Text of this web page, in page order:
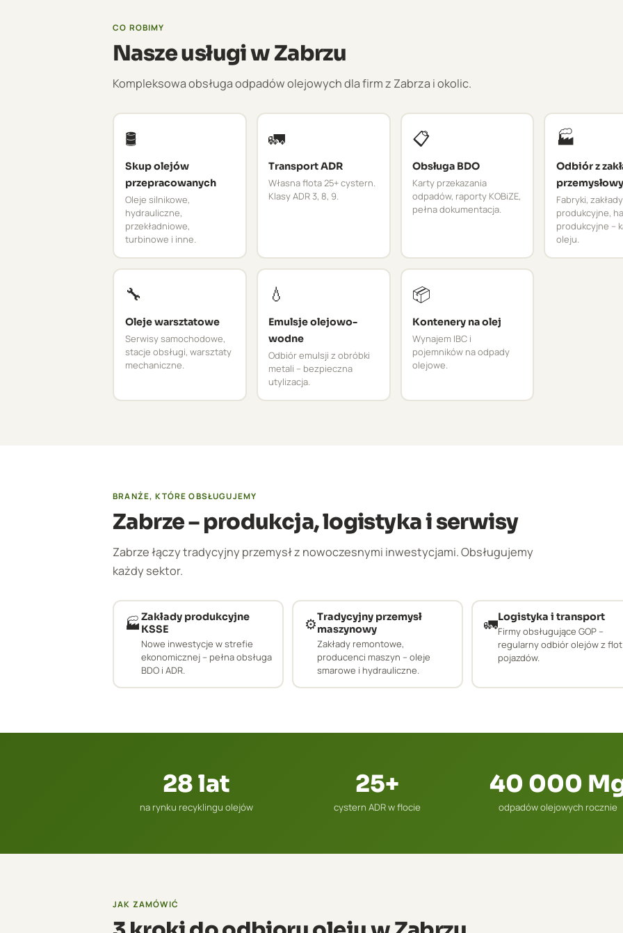
CO ROBIMY
Nasze usługi w Zabrzu
Kompleksowa obsługa odpadów olejowych dla firm z Zabrza i okolic.
🛢️
Skup olejów
przepracowanych
Oleje silnikowe,
hydrauliczne,
przekładniowe,
turbinowe i inne.
🚛
Transport ADR
Własna flota 25+ cystern.
Klasy ADR 3, 8, 9.
📋
Obsługa BDO
Karty przekazania
odpadów, raporty KOBiZE,
pełna dokumentacja.
🏭
Odbiór z
Fabryki, zakłady
produkcyjne,
produkcyjne –
oleju.
🔧
Oleje warsztatowe
Serwisy samochodowe,
stacje obsługi, warsztaty
mechaniczne.
💧
Emulsje olejowo-
wodne
Odbiór emulsji z obróbki
metali – bezpieczna
utylizacja.
📦
Kontenery na olej
Wynajem IBC i
pojemników na odpady
olejowe.
BRANŻE, KTÓRE OBSŁUGUJEMY
Zabrze – produkcja, logistyka i serwisy
Zabrze łączy tradycyjny przemysł z nowoczesnymi inwestycjami. Obsługujemy
każdy sektor.
🏭Zakłady produkcyjne
KSSE
Nowe inwestycje w strefie
ekonomicznej – pełna obsługa
BDO i ADR.
⚙️Tradycyjny przemysł
maszynowy
Zakłady remontowe,
producenci maszyn – oleje
smarowe i hydrauliczne.
🚛Logistyka i transport
Firmy obsługujące GOP –
regularny odbiór olejów z flot
pojazdów.
28 lat
na rynku recyklingu olejów
25+
cystern ADR w flocie
40 000
odpadów olejowych rocznie
JAK ZAMÓWIĆ